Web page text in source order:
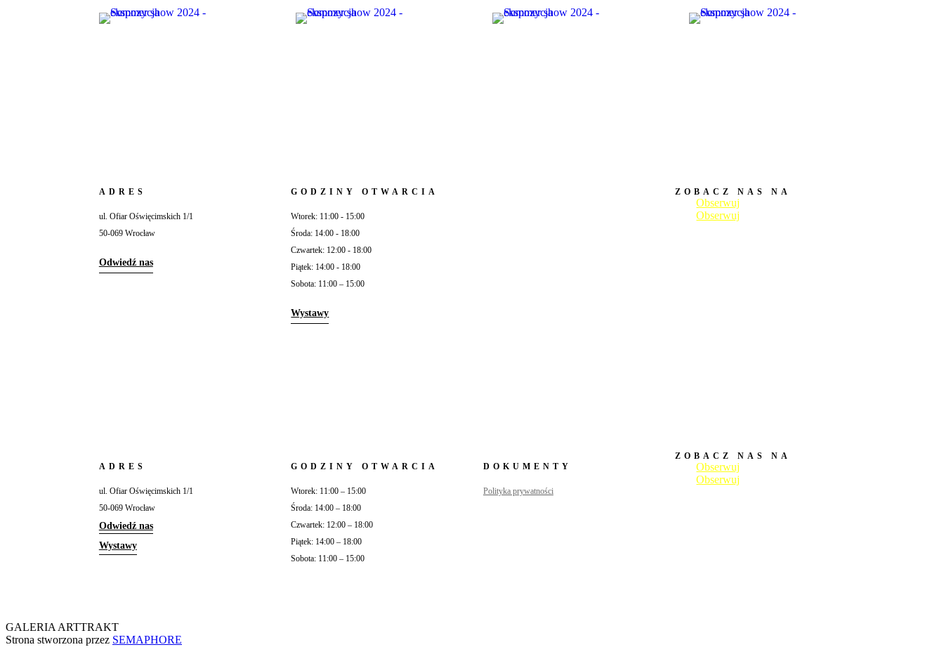
ADRES
ul. Ofiar Oświęcimskich 1/1
50-069 Wrocław
Odwiedź nas
GODZINY OTWARCIA
Wtorek: 11:00 - 15:00
Środa: 14:00 - 18:00
Czwartek: 12:00 - 18:00
Piątek: 14:00 - 18:00
Sobota: 11:00 – 15:00
Wystawy
ZOBACZ NAS NA
Obserwuj
Obserwuj
ADRES
ul. Ofiar Oświęcimskich 1/1
50-069 Wrocław
Odwiedź nas
Wystawy
GODZINY OTWARCIA
Wtorek: 11:00 – 15:00
Środa: 14:00 – 18:00
Czwartek: 12:00 – 18:00
Piątek: 14:00 – 18:00
Sobota: 11:00 – 15:00
DOKUMENTY
Polityka prywatności
ZOBACZ NAS NA
Obserwuj
Obserwuj
GALERIA ARTTRAKT
Strona stworzona przez SEMAPHORE